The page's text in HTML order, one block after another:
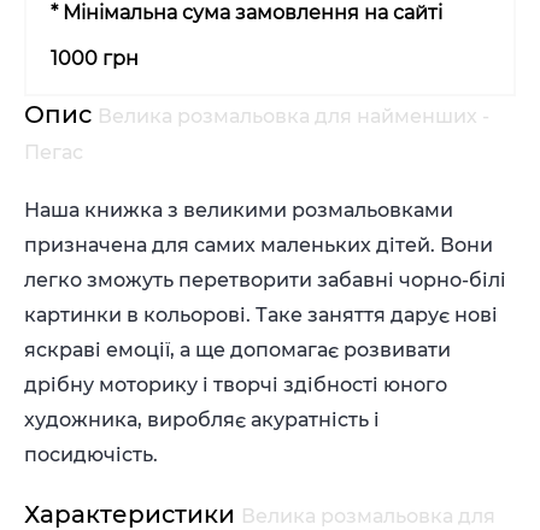
* Мінімальна сума замовлення на сайті
1000 грн
Опис Велика розмальовка для найменших -
Пегас
Наша книжка з великими розмальовками
призначена для самих маленьких дітей. Вони
легко зможуть перетворити забавні чорно-білі
картинки в кольорові. Таке заняття дарує нові
яскраві емоції, а ще допомагає розвивати
дрібну моторику і творчі здібності юного
художника, виробляє акуратність і
посидючість.
Характеристики Велика розмальовка для